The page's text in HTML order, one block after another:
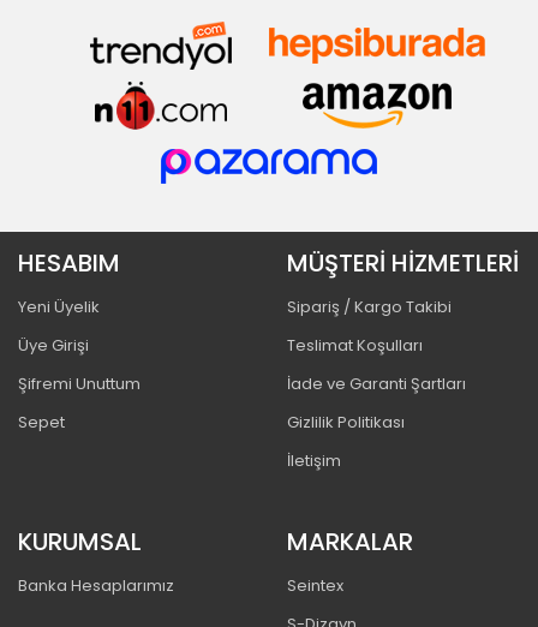
HESABIM
Yeni Üyelik
Üye Girişi
Şifremi Unuttum
Sepet
MÜŞTERİ HİZMETLERİ
Sipariş / Kargo Takibi
Teslimat Koşulları
İade ve Garanti Şartları
Gizlilik Politikası
İletişim
KURUMSAL
Banka Hesaplarımız
MARKALAR
Seintex